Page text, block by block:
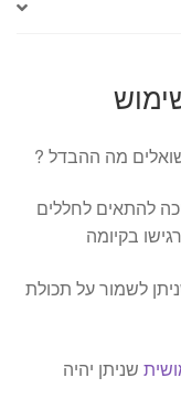
מה ההבדל ?
להתאים לחללים
בקיומה
לשמור על תכולת
שניתן יהיה